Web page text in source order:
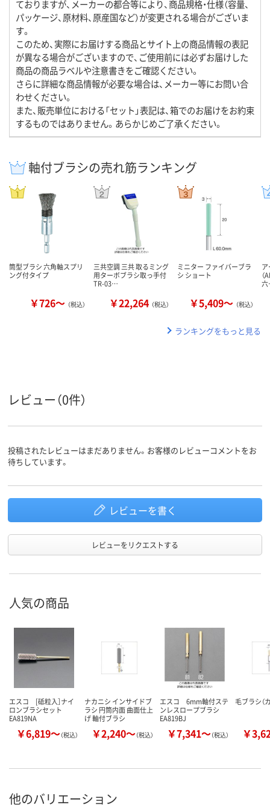
ておりますが、メーカーの都合等により、商品規格・仕様（容量、
パッケージ、原材料、原産国など）が変更される場合がございま
す。
このため、実際にお届けする商品とサイト上の商品情報の表記
が異なる場合がございますので、ご使用前には必ずお届けした
商品の商品ラベルや注意書きをご確認ください。
さらに詳細な商品情報が必要な場合は、メーカー等にお問い合
わせください。
また、販売単位における「セット」表記は、箱でのお届けをお約束
するものではありません。あらかじめご了承ください。
軸付ブラシの売れ筋ランキング
筒型ブラシ 六角軸スプリ
ング付タイプ
￥726～ （税込）
三共空調 三共 取るミング
用ターボブラシ取っ手付
TR-03…
￥22,264 （税込）
ミニター ファイバーブラ
シ ショート
￥5,409～ （税込）
（
ランキングをもっと見る
レビュー（0件）
投稿されたレビューはまだありません。お客様のレビューコメントをお
待ちしています。
レビューを書く
レビューをリクエストする
人気の商品
エスコ [砥粒入］ナイ
ロンブラシセット
EA819NA
￥6,819～（税込）
ナカニシ インサイドブ
ラシ 円筒内面 曲面仕上
げ 軸付ブラシ
￥2,240～（税込）
エスコ 6mm軸付ステ
ンレスロープブラシ
EA819BJ
￥7,341～（税込）
毛ブラシ（
￥
他のバリエーション